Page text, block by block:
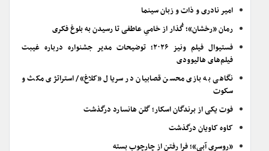
امیر نادری و ذات و زبان سینما
رمان «رخشان»؛ گُذار از خامیِ عاطفی تا رسیدن به بلوغ فکری
فستیوال فیلم ونیز ۲۰۲۶؛ توضیحات مدیر جشنواره درباره غیبت
فیلم‌های هالیوودی
نگاهی به بازی محسن قصابیان در سریال «کلاغ»/ استراتژی مکث و
سکوت
فوت یکی از برندگان اسکار؛ گلن هانسارد درگذشت
کاوه کاویان درگذشت
«روسری آبی»؛ فرا رفتن از چارچوب بسته